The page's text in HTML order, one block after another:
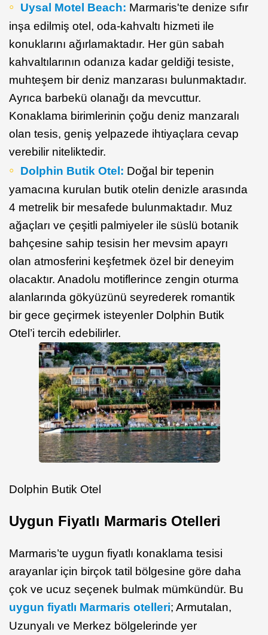
Uysal Motel Beach: Marmaris'te denize sıfır
inşa edilmiş otel, oda-kahvaltı hizmeti ile
konuklarını ağırlamaktadır. Her gün sabah
kahvaltılarının odanıza kadar geldiği tesiste,
muhteşem bir deniz manzarası bulunmaktadır.
Ayrıca barbekü olanağı da mevcuttur.
Konaklama birimlerinin çoğu deniz manzaralı
olan tesis, geniş yelpazede ihtiyaçlara cevap
verebilir niteliktedir.
Dolphin Butik Otel: Doğal bir tepenin
yamacına kurulan butik otelin denizle arasında
4 metrelik bir mesafede bulunmaktadır. Muz
ağaçları ve çeşitli palmiyeler ile süslü botanik
bahçesine sahip tesisin her mevsim apayrı
olan atmosferini keşfetmek özel bir deneyim
olacaktır. Anadolu motiflerince zengin oturma
alanlarında gökyüzünü seyrederek romantik
bir gece geçirmek isteyenler Dolphin Butik
Otel’i tercih edebilirler.
Dolphin Butik Otel
Uygun Fiyatlı Marmaris Otelleri
Marmaris’te uygun fiyatlı konaklama tesisi
arayanlar için birçok tatil bölgesine göre daha
çok ve ucuz seçenek bulmak mümkündür. Bu
uygun fiyatlı Marmaris otelleri; Armutalan,
Uzunyalı ve Merkez bölgelerinde yer